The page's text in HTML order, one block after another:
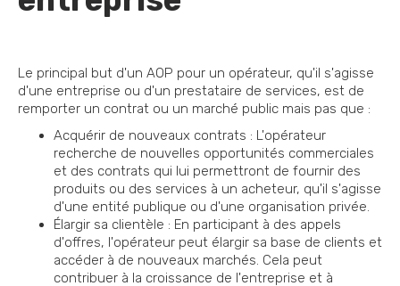
Le principal but d'un AOP pour un opérateur, qu'il s'agisse
d'une entreprise ou d'un prestataire de services, est de
remporter un contrat ou un marché public mais pas que :
Acquérir de nouveaux contrats : L'opérateur
recherche de nouvelles opportunités commerciales
et des contrats qui lui permettront de fournir des
produits ou des services à un acheteur, qu'il s'agisse
d'une entité publique ou d'une organisation privée.
Élargir sa clientèle : En participant à des appels
d'offres, l'opérateur peut élargir sa base de clients et
accéder à de nouveaux marchés. Cela peut
contribuer à la croissance de l'entreprise et à